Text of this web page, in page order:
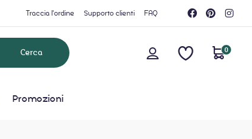
Traccia l'ordine Supporto clienti FAQ
0
Promozioni